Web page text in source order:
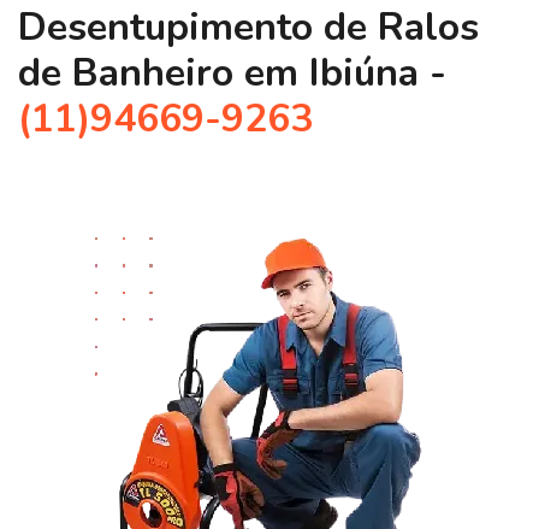
Desentupimento de Ralos
de Banheiro em Ibiúna -
(11)94669-9263